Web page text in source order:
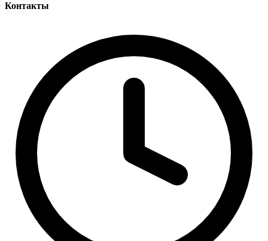
Контакты